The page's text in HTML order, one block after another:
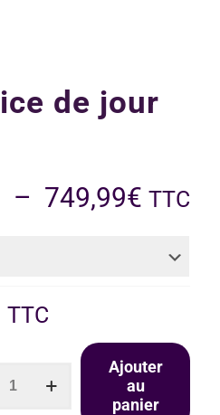
de jour
– 749,99€ TTC
TTC
Ajouter
au
panier